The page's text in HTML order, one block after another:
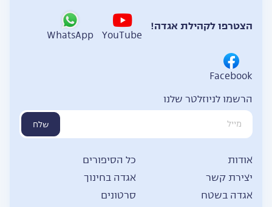
הצטרפו לקהילת אגדה!
YouTube
WhatsApp
Facebook
הרשמו לניוזלטר שלנו
שלח
אודות
כל הסיפורים
יצירת קשר
אגדה בחינוך
אגדה בשטח
סרטונים